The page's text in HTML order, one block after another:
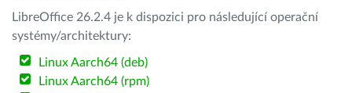
LibreOffice 26.2.4 je k dispozici pro následující operační
systémy/architektury:
Linux Aarch64 (deb)
Linux Aarch64 (rpm)